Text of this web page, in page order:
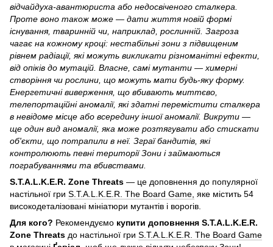
відчайдуха-авантюриста або недосвіченого сталкера.
Проте воно також може — дати життя новій формі
існування, тваринній чи, наприклад, рослинній. Загроза
чагає на кожному кроці: нестабільні зони з підвищеним
рівнем радіації, які можуть викликати різноманітні ефекти,
від опіків до мутацій. Власне, самі мутанти — химерні
створіння чи рослини, що можуть мати будь-яку форму.
Енергетичні виверження, що вбивають миттєво,
телепортаційні аномалії, які здатні перемістити сталкера
в невідоме місце або всередину іншої аномалії. Викрути —
ще один вид аномалії, яка може розтягувати або стискати
об'єкти, що потрапили в неї. Зграї бандитів, які
контролюють певні території Зони і займаються
пограбуваннями та вбивствами.
S.T.A.L.K.E.R. Zone Threats — це доповнення до популярної
настільної гри S.T.A.L.K.E.R. The Board Game, яке містить 54
високодеталізовані мініатюри мутантів і ворогів.
Для кого? Рекомендуємо купити доповнення S.T.A.L.K.E.R.
Zone Threats до настільної гри S.T.A.L.K.E.R. The Board Game